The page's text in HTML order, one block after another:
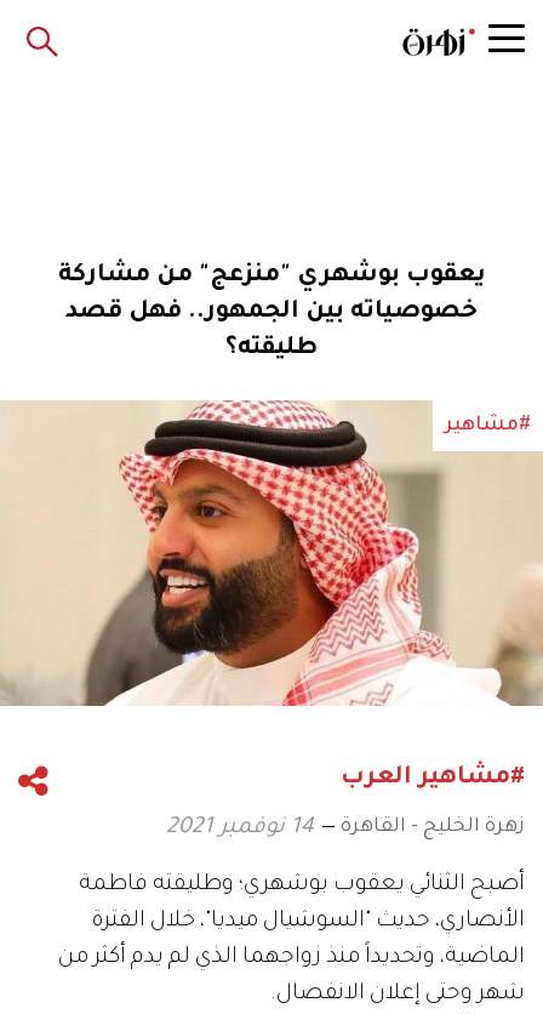
يعقوب بوشهري "منزعج" من مشاركة
خصوصياته بين الجمهور.. فهل قصد
طليقته؟
#مشاهير
#مشاهير العرب
زهرة الخليج - القاهرة 14 نوفمبر 2021
أصبح الثنائي يعقوب بوشهري؛ وطليقته فاطمة
الأنصاري، حديث "السوشيال ميديا"، خلال الفترة
الماضية، وتحديداً منذ زواجهما الذي لم يدم أكثر من
شهر وحتى إعلان الانفصال.